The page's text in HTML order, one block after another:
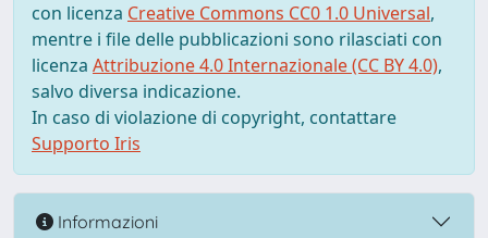
con licenza Creative Commons CC0 1.0 Universal,
mentre i file delle pubblicazioni sono rilasciati con
licenza Attribuzione 4.0 Internazionale (CC BY 4.0),
salvo diversa indicazione.
In caso di violazione di copyright, contattare
Supporto Iris
Informazioni